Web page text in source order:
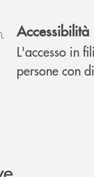
Accessibilità
L'accesso in
persone con